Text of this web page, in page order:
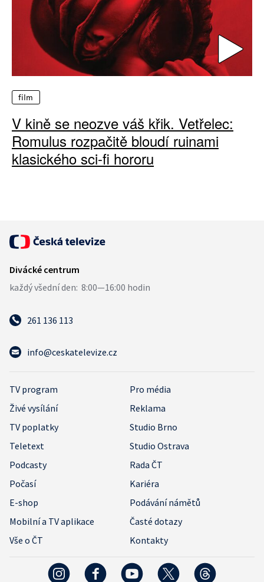
film
V kině se neozve váš křik. Vetřelec:
Romulus rozpačitě bloudí ruinami
klasického sci-fi hororu
261 136 113
info@ceskatelevize.cz
TV program
Pro média
Živé vysílání
Reklama
TV poplatky
Studio Brno
Teletext
Studio Ostrava
Podcasty
Rada ČT
Počasí
Kariéra
E-shop
Podávání námětů
Mobilní a TV aplikace
Časté dotazy
Vše o ČT
Kontakty